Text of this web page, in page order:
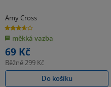
Amy Cross
3.6
z
5
hvězdiček
měkká vazba
69 Kč
Běžně299 Kč
Do košíku